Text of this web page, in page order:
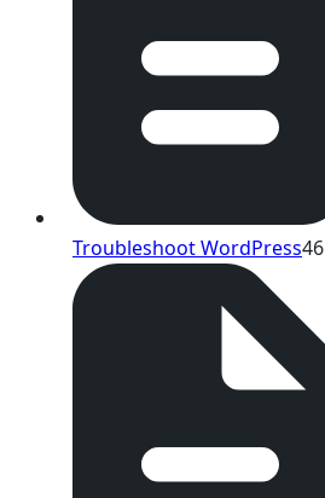
Troubleshoot WordPress46